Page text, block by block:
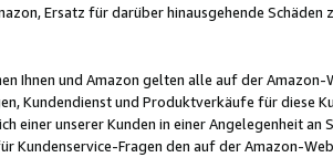
Ersatz für darüber hinausgehende Schäden
Ihnen und Amazon gelten alle auf der Amazon-
Kundendienst und Produktverkäufe für diese
unserer Kunden in einer Angelegenheit an
Kundenservice-Fragen den auf der Amazon-